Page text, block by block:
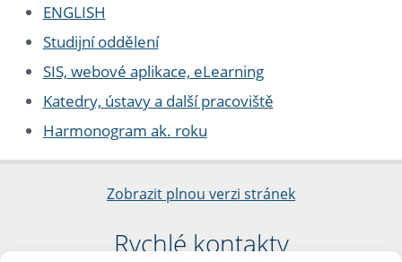
ENGLISH
Studijní oddělení
SIS, webové aplikace, eLearning
Katedry, ústavy a další pracoviště
Harmonogram ak. roku
Zobrazit plnou verzi stránek
Rychlé kontakty